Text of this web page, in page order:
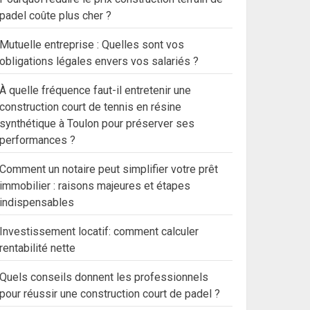
padel coûte plus cher ?
Mutuelle entreprise : Quelles sont vos
obligations légales envers vos salariés ?
À quelle fréquence faut-il entretenir une
construction court de tennis en résine
synthétique à Toulon pour préserver ses
performances ?
Comment un notaire peut simplifier votre prêt
immobilier : raisons majeures et étapes
indispensables
Investissement locatif: comment calculer
rentabilité nette
Quels conseils donnent les professionnels
pour réussir une construction court de padel ?